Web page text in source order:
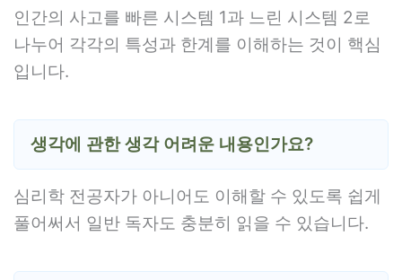
인간의 사고를 빠른 시스템 1과 느린 시스템 2로
나누어 각각의 특성과 한계를 이해하는 것이 핵심
입니다.
생각에 관한 생각 어려운 내용인가요?
심리학 전공자가 아니어도 이해할 수 있도록 쉽게
풀어써서 일반 독자도 충분히 읽을 수 있습니다.